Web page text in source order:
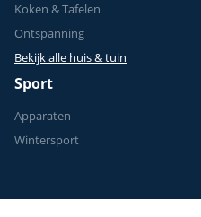
Koken & Tafelen
Ontspanning
Bekijk alle huis & tuin
Sport
Apparaten
Wintersport